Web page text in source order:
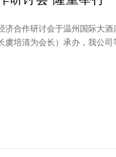
合作研讨会于温州国际大酒
培清为会长）承办，我公司